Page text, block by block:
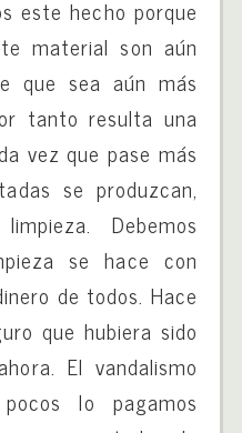
este hecho porque
material son aún
que sea aún más
tanto resulta una
vez que pase más
se produzcan,
Debemos
se hace con
de todos. Hace
que hubiera sido
El vandalismo
lo pagamos